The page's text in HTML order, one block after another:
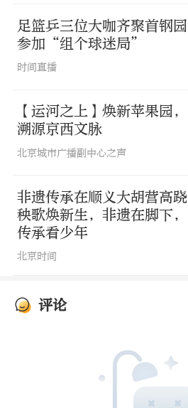
足篮乒三位大咖齐聚首钢园
参加“组个球迷局”
时间直播
【运河之上】焕新苹果园，
溯源京西文脉
北京城市广播副中心之声
非遗传承在顺义大胡营高跷
秧歌焕新生，非遗在脚下，
传承看少年
北京时间
评论